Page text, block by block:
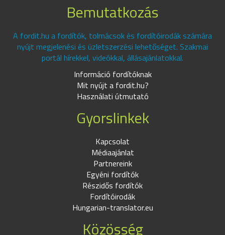
Bemutatkozás
A fordit.hu a fordítók, tolmácsok és fordítóirodák számára
nyújt megjelenési és üzletszerzési lehetőséget. Szakmai
portál hírekkel, videókkal, állásajánlatokkal.
Információ fordítóknak
Mit nyújt a fordit.hu?
Használati útmutató
Gyorslinkek
Kapcsolat
Médiaajánlat
Partnereink
Egyéni fordítók
Részidős fordítók
Fordítóirodák
Hungarian-translator.eu
Közösség